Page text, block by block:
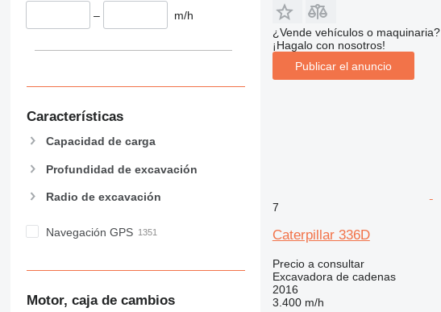
– m/h
Características
Capacidad de carga
Profundidad de excavación
Radio de excavación
Navegación GPS
Motor, caja de cambios
¿Vende vehículos o maquinaria?
¡Hagalo con nosotros!
Publicar el anuncio
7
Caterpillar 336D
Precio a consultar
Excavadora de cadenas
2016
3.400 m/h